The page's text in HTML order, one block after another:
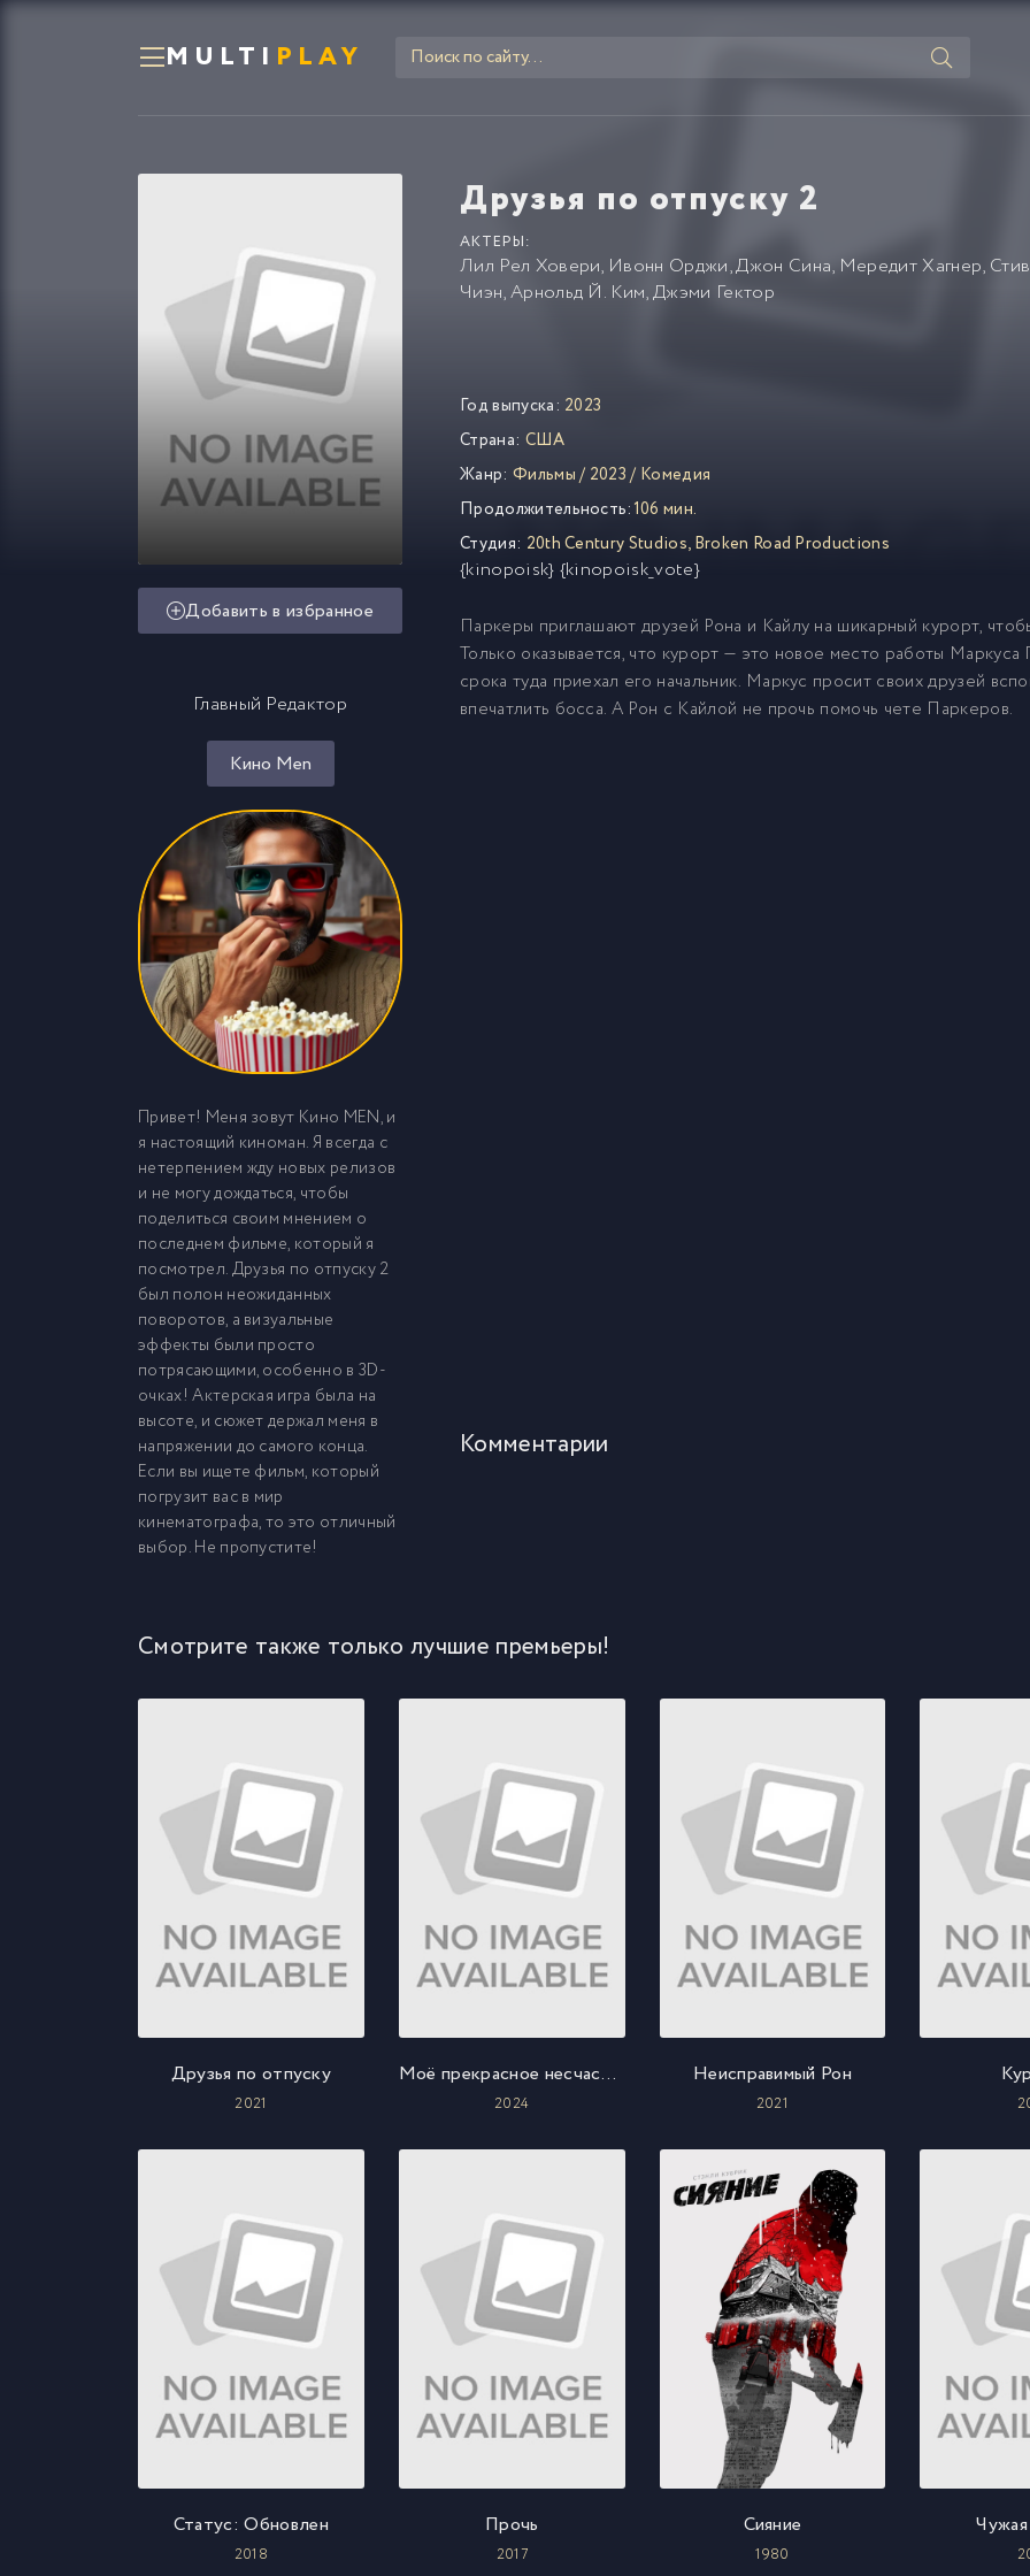
MULTI PLAY
Друзья по отпуску 2
АКТЕРЫ:
Лил Рел Ховери, Ивонн Орджи,Джон Сина, Мередит Хагнер,
Чиэн,Арнольд Й. Ким,Джэми Гектор
Добавить в избранное
Главный Редактор
Кино Men
Привет! Меня зовут Кино MEN, и
я настоящий киноман. Я всегда с
нетерпением жду новых релизов
и не могу дождаться, чтобы
поделиться своим мнением о
последнем фильме, который я
посмотрел. Друзья по отпуску 2
был полон неожиданных
поворотов, а визуальные
эффекты были просто
потрясающими, особенно в 3D-
очках! Актерская игра была на
высоте, и сюжет держал меня в
напряжении до самого конца.
Если вы ищете фильм, который
погрузит вас в мир
кинематографа, то это отличный
выбор. Не пропустите!
Год выпуска: 2023
Страна: США
Жанр: Фильмы/ 2023/ Комедия
Продолжительность:106 мин.
Студия: 20th Century Studios,Broken Road Productions
{kinopoisk} {kinopoisk_vote}
Паркеры приглашают друзей Рона и Кайлу на шикарный курорт,
Только оказывается, что курорт — это новое место работы
срока туда приехал его начальник. Маркус просит своих друзей
впечатлить босса. А Рон с Кайлой не прочь помочь чете Паркеров.
Комментарии
Смотрите также только лучшие премьеры!
Друзья по отпуску
2021
Моё прекрасное несчастье 2
2024
Неисправимый Рон
2021
Статус: Обновлен
2018
Прочь
2017
Сияние
1980